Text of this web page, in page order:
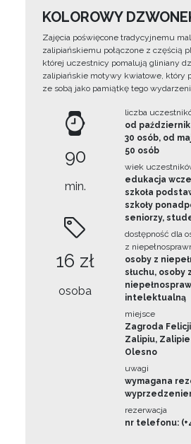
KOLOROWY
Zajęcia poświęcone tradycyjnemu
zalipiańskiemu połączone z częścią
której uczestnicy pomalują gliniany
zalipiańskie motywy kwiatowe, który
ze sobą jako pamiątkę tego
90
min.
16 zł
osoba
liczba
od
30 osób, od
50 osób
wiek
edukacja
szkoła
szkoły
seniorzy,
dostępność dla
z
osoby z
słuchu, osoby z
intelektualną
miejsce
Zagroda
Zalipiu, Zalipie
Olesno
uwagi
wymagana
rezerwacja
nr telefonu: